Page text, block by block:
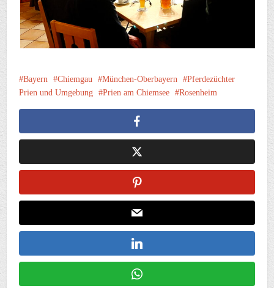
Bayern Chiemgau München-Oberbayern
Pferdezüchter
Prien und Umgebung
Prien am Chiemsee Rosenheim